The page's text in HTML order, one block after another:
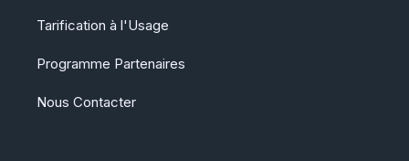
Tarification à l'Usage
Programme Partenaires
Nous Contacter